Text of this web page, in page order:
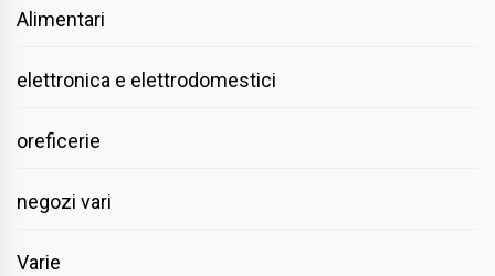
Alimentari
elettronica e elettrodomestici
oreficerie
negozi vari
Varie